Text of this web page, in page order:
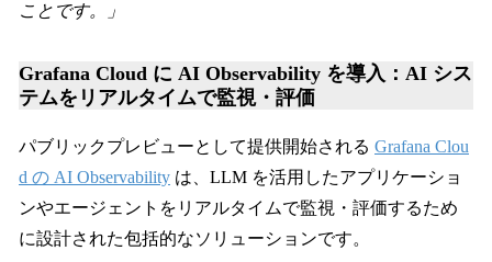
ことです。」
Grafana Cloud に AI Observability を導入：AI シス
テムをリアルタイムで監視・評価
パブリックプレビューとして提供開始される Grafana Clou
d の AI Observability は、LLM を活用したアプリケーショ
ンやエージェントをリアルタイムで監視・評価するため
に設計された包括的なソリューションです。